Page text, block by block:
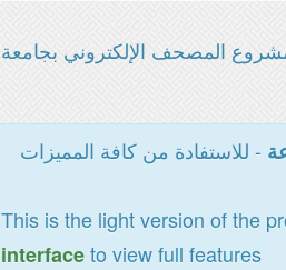
المصحف الإلكتروني بجامعة
- للاستفادة من كافة المميزات
This is the light version of the
interfaceto view full features